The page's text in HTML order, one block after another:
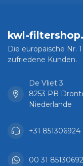
kwl-
Die europäische Nr.
zufriedene Kunden.
De Vliet 3
8253 PB
Niederlande
+31 851306924
00 31